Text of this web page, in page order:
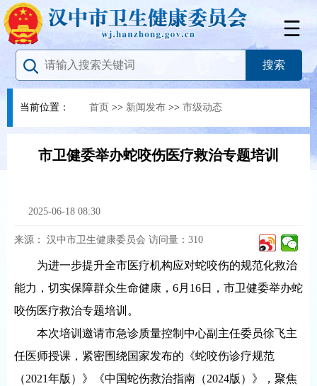
当前位置： 首页 >> 新闻发布 >> 市级动态
市卫健委举办蛇咬伤医疗救治专题培训
2025-06-18 08:30
来源： 汉中市卫生健康委员会 访问量： 310
为进一步提升全市医疗机构应对蛇咬伤的规范化救治
能力，切实保障群众生命健康，6月16日，市卫健委举办蛇
咬伤医疗救治专题培训。
本次培训邀请市急诊质量控制中心副主任委员徐飞主
任医师授课，紧密围绕国家发布的《蛇咬伤诊疗规范
（2021年版）》《中国蛇伤救治指南（2024版）》，聚焦